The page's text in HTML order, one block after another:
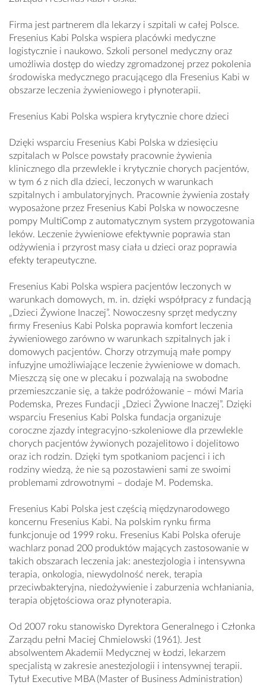
Firma jest partnerem dla lekarzy i szpitali w całej Polsce.
Fresenius Kabi Polska wspiera placówki medyczne
logistycznie i naukowo. Szkoli personel medyczny oraz
umożliwia dostęp do wiedzy zgromadzonej przez pokolenia
środowiska medycznego pracującego dla Fresenius Kabi w
obszarze leczenia żywieniowego i płynoterapii.
Fresenius Kabi Polska wspiera krytycznie chore dzieci
Dzięki wsparciu Fresenius Kabi Polska w dziesięciu
szpitalach w Polsce powstały pracownie żywienia
klinicznego dla przewlekle i krytycznie chorych pacjentów,
w tym 6 z nich dla dzieci, leczonych w warunkach
szpitalnych i ambulatoryjnych. Pracownie żywienia zostały
wyposażone przez Fresenius Kabi Polska w nowoczesne
pompy MultiComp z automatycznym system przygotowania
leków. Leczenie żywieniowe efektywnie poprawia stan
odżywienia i przyrost masy ciała u dzieci oraz poprawia
efekty terapeutyczne.
Fresenius Kabi Polska wspiera pacjentów leczonych w
warunkach domowych, m. in. dzięki współpracy z fundacją
„Dzieci Żywione Inaczej”. Nowoczesny sprzęt medyczny
firmy Fresenius Kabi Polska poprawia komfort leczenia
żywieniowego zarówno w warunkach szpitalnych jak i
domowych pacjentów. Chorzy otrzymują małe pompy
infuzyjne umożliwiające leczenie żywieniowe w domach.
Mieszczą się one w plecaku i pozwalają na swobodne
przemieszczanie się, a także podróżowanie – mówi Maria
Podemska, Prezes Fundacji „Dzieci Żywione Inaczej”. Dzięki
wsparciu Fresenius Kabi Polska fundacja organizuje
coroczne zjazdy integracyjno-szkoleniowe dla przewlekle
chorych pacjentów żywionych pozajelitowo i dojelitowo
oraz ich rodzin. Dzięki tym spotkaniom pacjenci i ich
rodziny wiedzą, że nie są pozostawieni sami ze swoimi
problemami zdrowotnymi – dodaje M. Podemska.
Fresenius Kabi Polska jest częścią międzynarodowego
koncernu Fresenius Kabi. Na polskim rynku firma
funkcjonuje od 1999 roku. Fresenius Kabi Polska oferuje
wachlarz ponad 200 produktów mających zastosowanie w
takich obszarach leczenia jak: anestezjologia i intensywna
terapia, onkologia, niewydolność nerek, terapia
przeciwbakteryjna, niedożywienie i zaburzenia wchłaniania,
terapia objętościowa oraz płynoterapia.
Od 2007 roku stanowisko Dyrektora Generalnego i Członka
Zarządu pełni Maciej Chmielowski (1961). Jest
absolwentem Akademii Medycznej w Łodzi, lekarzem
specjalistą w zakresie anestezjologii i intensywnej terapii.
Tytuł Executive MBA (Master of Business Administration)